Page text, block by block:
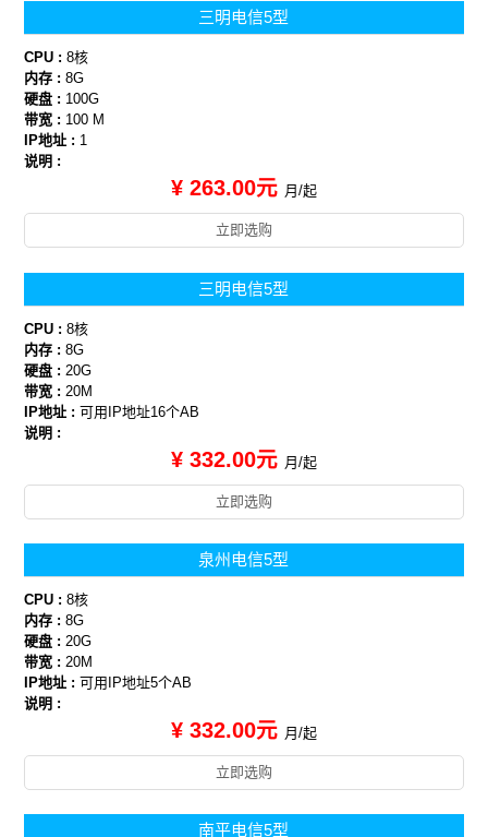
三明电信5型
CPU :8核
内存 :8G
硬盘 : 100G
带宽 : 100 M
IP地址 : 1
说明 :
¥ 263.00元 月/起
立即选购
三明电信5型
CPU :8核
内存 :8G
硬盘 : 20G
带宽 : 20M
IP地址 :可用IP地址16个AB
说明 :
¥ 332.00元 月/起
立即选购
泉州电信5型
CPU :8核
内存 :8G
硬盘 : 20G
带宽 : 20M
IP地址 :可用IP地址5个AB
说明 :
¥ 332.00元 月/起
立即选购
南平电信5型